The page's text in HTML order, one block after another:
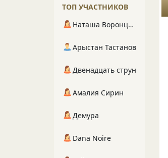
ТОП УЧАСТНИКОВ
Наташа Воронцова
Арыстан Тастанов
Двенадцать струн
Амалия Сирин
Демура
Dana Noire